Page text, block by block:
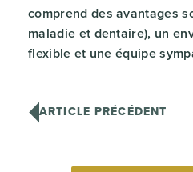
comprend des avantages
maladie et dentaire), un
flexible et une équipe
ARTICLE PRÉCÉDENT